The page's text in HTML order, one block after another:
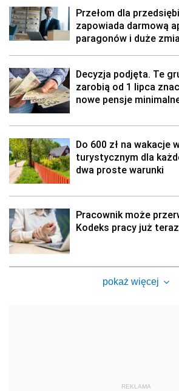
Przełom dla
zapowiada darmową
paragonów i duże
Decyzja podjęta. Te
zarobią od 1 lipca
nowe pensje
Do 600 zł na wakacje
turystycznym dla
dwa proste warunki
Pracownik może
Kodeks pracy już
pokaż więcej
REKLAMA